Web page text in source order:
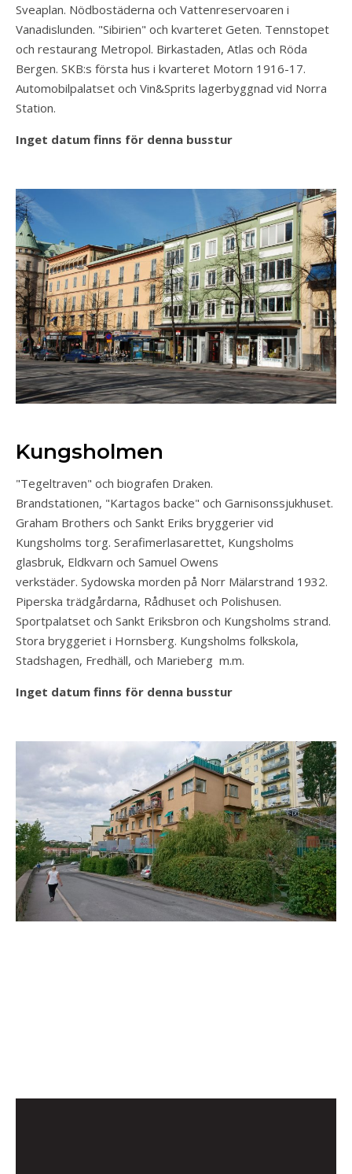
Sveaplan. Nödbostäderna och Vattenreservoaren i
Vanadislunden. "Sibirien" och kvarteret Geten. Tennstopet
och restaurang Metropol. Birkastaden, Atlas och Röda
Bergen. SKB:s första hus i kvarteret Motorn 1916-17.
Automobilpalatset och Vin&Sprits lagerbyggnad vid Norra
Station.
Inget datum finns för denna busstur
Kungsholmen
"Tegeltraven" och biografen Draken.
Brandstationen, "Kartagos backe" och Garnisonssjukhuset.
Graham Brothers och Sankt Eriks bryggerier vid
Kungsholms torg. Serafimerlasarettet, Kungsholms
glasbruk, Eldkvarn och Samuel Owens
verkstäder. Sydowska morden på Norr Mälarstrand 1932.
Piperska trädgårdarna, Rådhuset och Polishusen.
Sportpalatset och Sankt Eriksbron och Kungsholms strand.
Stora bryggeriet i Hornsberg. Kungsholms folkskola,
Stadshagen, Fredhäll, och Marieberg m.m.
Inget datum finns för denna busstur